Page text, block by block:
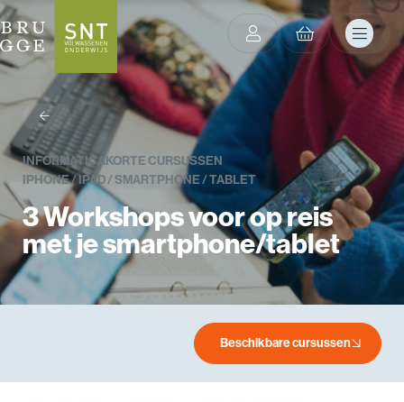
Beschikbare cursussen
terug
INFORMATICAKORTE CURSUSSEN
IPHONE / IPAD / SMARTPHONE / TABLET
3 Workshops voor op reis
met je smartphone/tablet